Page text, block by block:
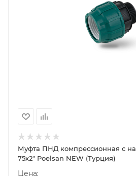
Муфта ПНД компрессионная с
75х2" Poelsan NEW (Турция)
Цена: